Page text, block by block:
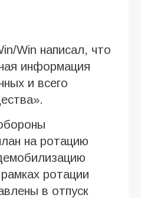
Win написал, что
информация
и всего
на ротацию
ротации
в отпуск